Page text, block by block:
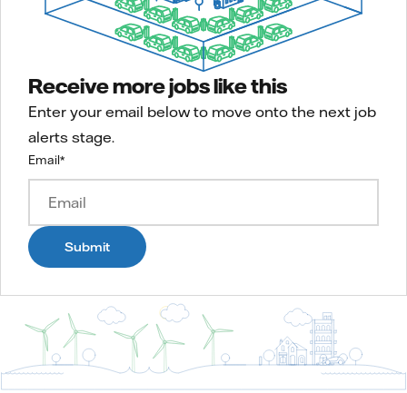
Receive more jobs like this
Enter your email below to move onto the next job
alerts stage.
Email*
Submit